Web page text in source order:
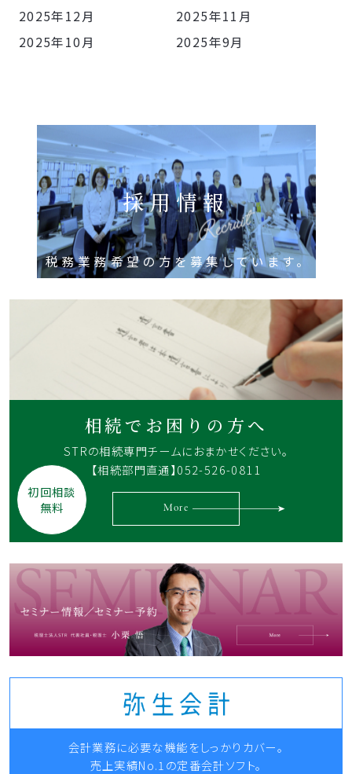
2025年12月
2025年11月
2025年10月
2025年9月
採用情報
税務業務希望の方を募集しています。
相続でお困りの方へ
STRの相続専門チームにおまかせください。
【相続部門直通】052-526-0811
More
初回相談
無料
会計業務に必要な機能をしっかりカバー。
売上実績No.1の定番会計ソフト。